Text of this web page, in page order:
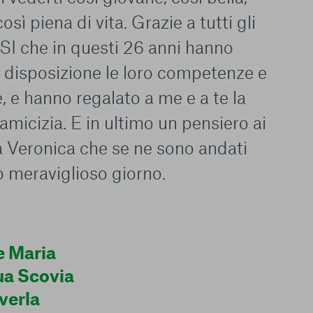
per mostrare
Web e le app di
e sarà
salvo i Cookie
È importante tenere
piena di vita. Grazie a tutti gli
che in questi 26 anni hanno
le loro competenze e
e hanno regalato a me e a te la
E in ultimo un pensiero ai
che se ne sono andati
meraviglioso giorno.
Maria
Scovia